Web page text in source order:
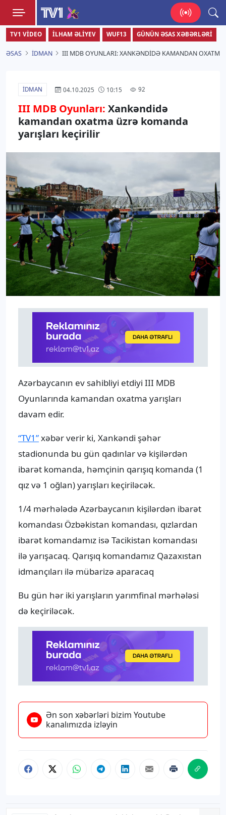
TV1
Zamanı bizimlə yaşa!
TV1 VIDEO İLHAM ƏLIYEV WUF13 GÜNÜN ƏSAS XƏBƏRLƏRI
ƏSAS İDMAN III MDB OYUNLARI: XANKƏNDIDƏ KAMANDAN
İDMAN 04.10.2025 10:15 92
III MDB Oyunları: Xankəndidə
kamandan oxatma üzrə komanda
yarışları keçirilir
Azərbaycanın ev sahibliyi etdiyi III MDB
Oyunlarında kamandan oxatma yarışları
davam edir.
“TV1”xəbər verir ki, Xankəndi şəhər
stadionunda bu gün qadınlar və kişilərdən
ibarət komanda, həmçinin qarışıq komanda (1
qız və 1 oğlan) yarışları keçiriləcək.
1/4 mərhələdə Azərbaycanın kişilərdən ibarət
komandası Özbəkistan komandası, qızlardan
ibarət komandamız isə Tacikistan komandası
ilə yarışacaq. Qarışıq komandamız Qazaxıstan
idmançıları ilə mübarizə aparacaq
Bu gün hər iki yarışların yarımfinal mərhələsi
də keçiriləcək.
Ən son xəbərləri bizim Youtube
kanalımızda izləyin